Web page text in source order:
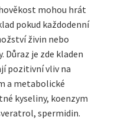
mohou hrát
pokud každodenní
živin nebo
Důraz je zde kladen
pozitivní vliv na
a metabolické
kyseliny, koenzym
spermidin.